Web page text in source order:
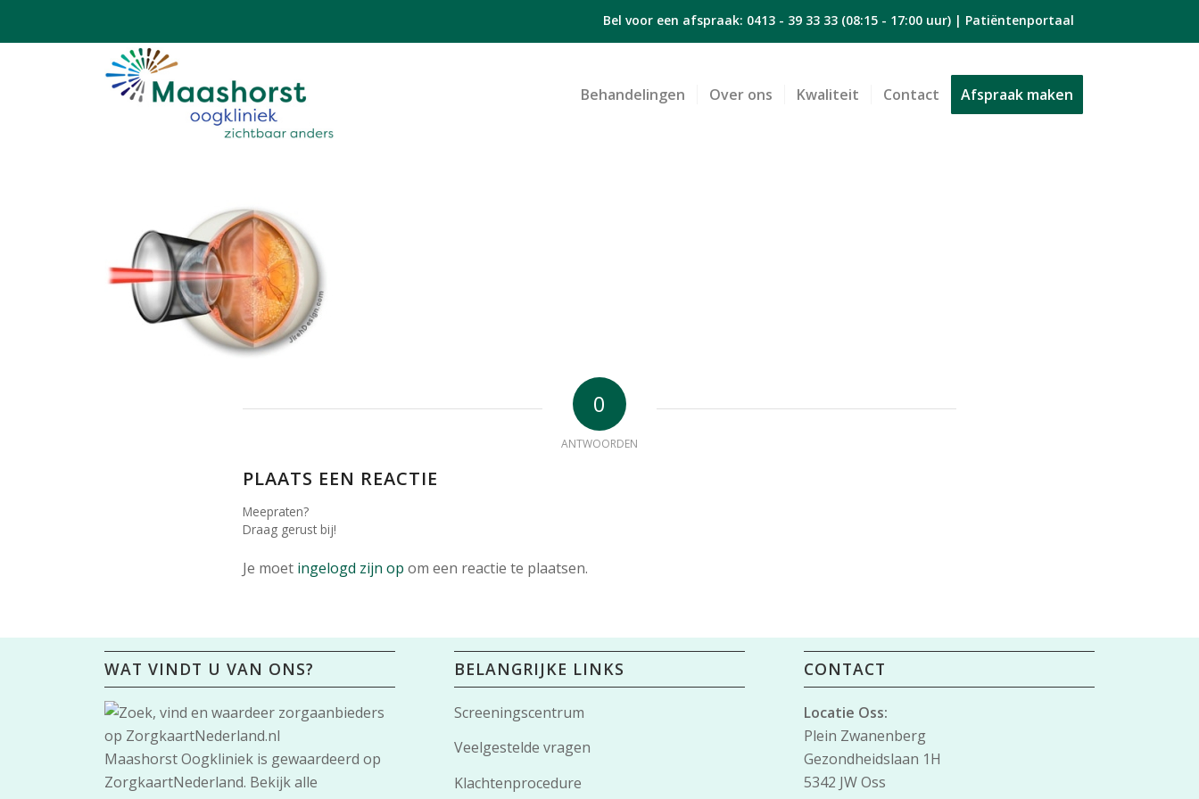
Bel voor een afspraak: 0413 - 39 33 33(08:15 - 17:00 uur) | Patiëntenportaal
Behandelingen Over ons Kwaliteit Contact Afspraak maken
0
ANTWOORDEN
PLAATS EEN REACTIE
Meepraten?
Draag gerust bij!
Je moet ingelogd zijn op om een reactie te plaatsen.
WAT VINDT U VAN ONS?
Maashorst Oogkliniek is gewaardeerd op
ZorgkaartNederland. Bekijk alle
BELANGRIJKE LINKS
Screeningscentrum
Veelgestelde vragen
Klachtenprocedure
CONTACT
Locatie Oss:
Plein Zwanenberg
Gezondheidslaan 1H
5342 JW Oss